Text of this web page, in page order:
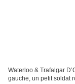
Waterloo & Trafalgar
gauche, un petit soldat